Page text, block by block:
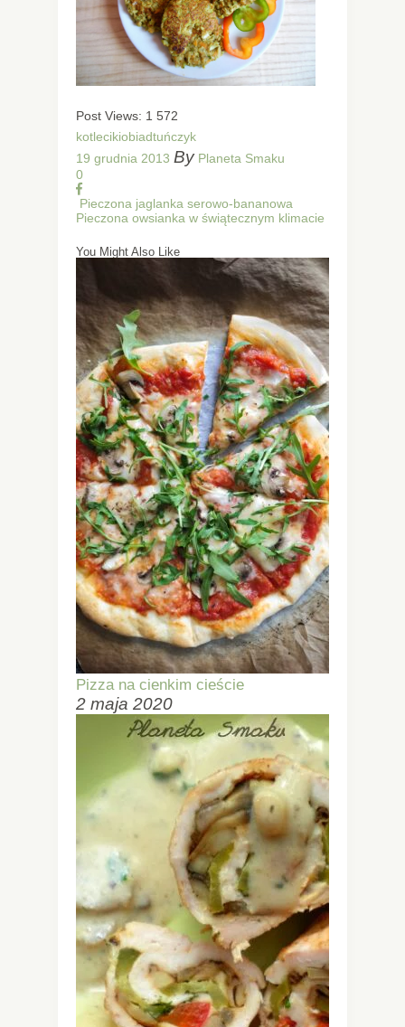
Post Views: 1 572
kotlecikiobiadtuńczyk
19 grudnia 2013 By Planeta Smaku
0
Pieczona jaglanka serowo-bananowa
Pieczona owsianka w świątecznym klimacie
You Might Also Like
Pizza na cienkim cieście
2 maja 2020